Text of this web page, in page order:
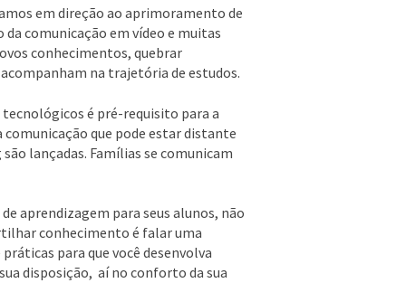
em direção ao aprimoramento de
comunicação em vídeo e muitas
conhecimentos, quebrar
na trajetória de estudos.
tecnológicos é pré-requisito para a
que pode estar distante
lançadas. Famílias se comunicam
aprendizagem para seus alunos, não
conhecimento é falar uma
para que você desenvolva
disposição, aí no conforto da sua